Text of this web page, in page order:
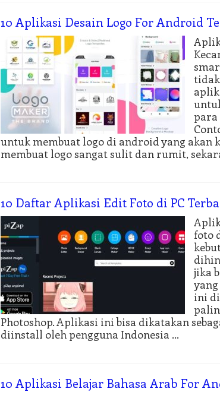
10 Aplikasi Desain Logo For Android
para
untuk membuat logo di android yang akan
membuat logo sangat sulit dan rumit,
10 Daftar Aplikasi Edit Foto di PC
foto
jika
ini di
Photoshop. Aplikasi ini bisa dikatakan
diinstall oleh pengguna Indonesia …
10 Aplikasi Belajar Bahasa Arab For